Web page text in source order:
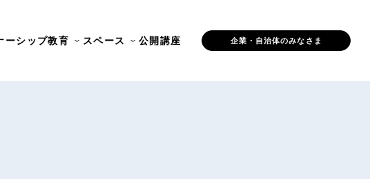
ーシップ教育 スペース 公開講座 企業・自治体のみなさま